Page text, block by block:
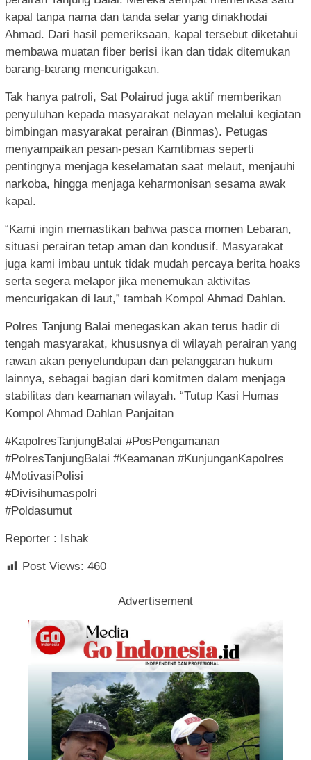
kapal tanpa nama dan tanda selar yang dinakhodai
Ahmad. Dari hasil pemeriksaan, kapal tersebut diketahui
membawa muatan fiber berisi ikan dan tidak ditemukan
barang-barang mencurigakan.
Tak hanya patroli, Sat Polairud juga aktif memberikan
penyuluhan kepada masyarakat nelayan melalui kegiatan
bimbingan masyarakat perairan (Binmas). Petugas
menyampaikan pesan-pesan Kamtibmas seperti
pentingnya menjaga keselamatan saat melaut, menjauhi
narkoba, hingga menjaga keharmonisan sesama awak
kapal.
“Kami ingin memastikan bahwa pasca momen Lebaran,
situasi perairan tetap aman dan kondusif. Masyarakat
juga kami imbau untuk tidak mudah percaya berita hoaks
serta segera melapor jika menemukan aktivitas
mencurigakan di laut,” tambah Kompol Ahmad Dahlan.
Polres Tanjung Balai menegaskan akan terus hadir di
tengah masyarakat, khususnya di wilayah perairan yang
rawan akan penyelundupan dan pelanggaran hukum
lainnya, sebagai bagian dari komitmen dalam menjaga
stabilitas dan keamanan wilayah. “Tutup Kasi Humas
Kompol Ahmad Dahlan Panjaitan
#KapolresTanjungBalai #PosPengamanan
#PolresTanjungBalai #Keamanan #KunjunganKapolres
#MotivasiPolisi
#Divisihumaspolri
#Poldasumut
Reporter : Ishak
Post Views: 460
Advertisement